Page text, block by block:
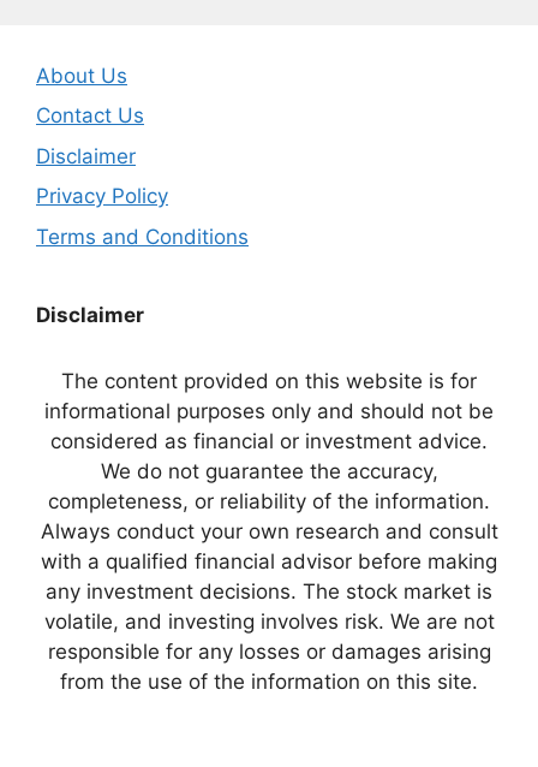
About Us
Contact Us
Disclaimer
Privacy Policy
Terms and Conditions
Disclaimer
The content provided on this website is for
informational purposes only and should not be
considered as financial or investment advice.
We do not guarantee the accuracy,
completeness, or reliability of the information.
Always conduct your own research and consult
with a qualified financial advisor before making
any investment decisions. The stock market is
volatile, and investing involves risk. We are not
responsible for any losses or damages arising
from the use of the information on this site.